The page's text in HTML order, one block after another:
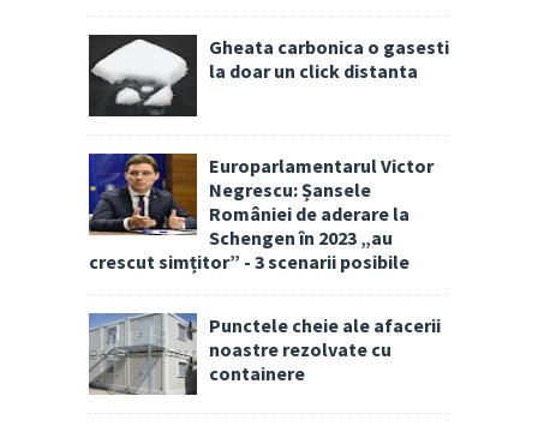
Gheata carbonica o gasesti
la doar un click distanta
Europarlamentarul Victor
Negrescu: Șansele
României de aderare la
Schengen în 2023 „au
crescut simțitor” - 3 scenarii posibile
Punctele cheie ale afacerii
noastre rezolvate cu
containere